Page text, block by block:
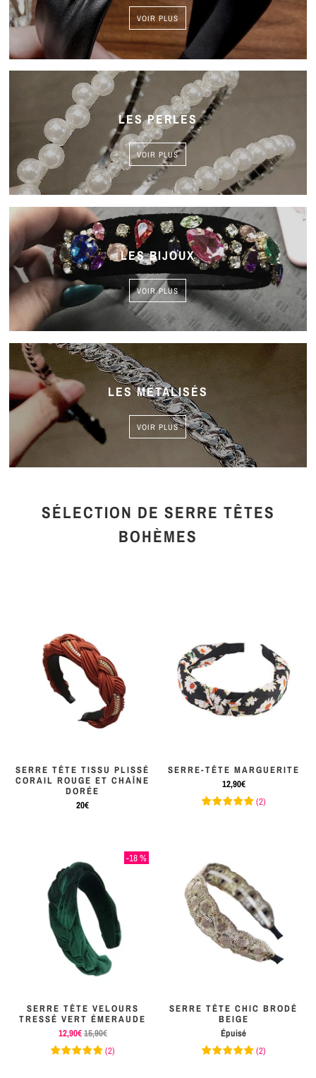
VOIR PLUS
LES PERLES
VOIR PLUS
LES BIJOUX
VOIR PLUS
LES MÉTALISÉS
VOIR PLUS
SÉLECTION DE SERRE TÊTES
BOHÈMES
SERRE TÊTE TISSU PLISSÉ
CORAIL ROUGE ET CHAÎNE
DORÉE
20€
SERRE-TÊTE MARGUERITE
12,90€
(2)
-18 %
SERRE TÊTE VELOURS
TRESSÉ VERT ÉMERAUDE
12,90€15,90€
(2)
SERRE TÊTE CHIC BRODÉ
BEIGE
Épuisé
(2)